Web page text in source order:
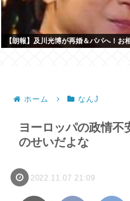
【朗報】及川光博が再婚＆パパへ！お
ホーム なんJ
ヨーロッパの政情不
のせいだよな
2022.11.07 21:09